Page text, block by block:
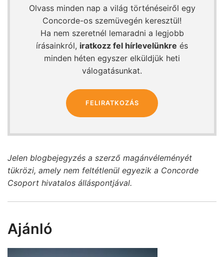
Olvass minden nap a világ történéseiről egy
Concorde-os szemüvegén keresztül!
Ha nem szeretnél lemaradni a legjobb
írásainkról, iratkozz fel hírlevelünkre és
minden héten egyszer elküldjük heti
válogatásunkat.
FELIRATKOZÁS
Jelen blogbejegyzés a szerző magánvéleményét
tükrözi, amely nem feltétlenül egyezik a Concorde
Csoport hivatalos álláspontjával.
Ajánló